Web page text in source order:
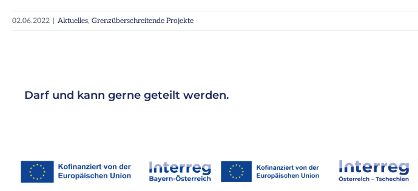
02.06.2022 Aktuelles, Grenzüberschreitende Projekte
Darf und kann gerne geteilt werden.